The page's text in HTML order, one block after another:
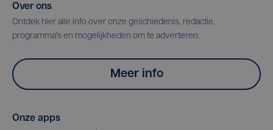
Over ons
Ontdek hier alle info over onze geschiedenis, redactie,
programma's en mogelijkheden om te adverteren.
Meer info
Onze apps